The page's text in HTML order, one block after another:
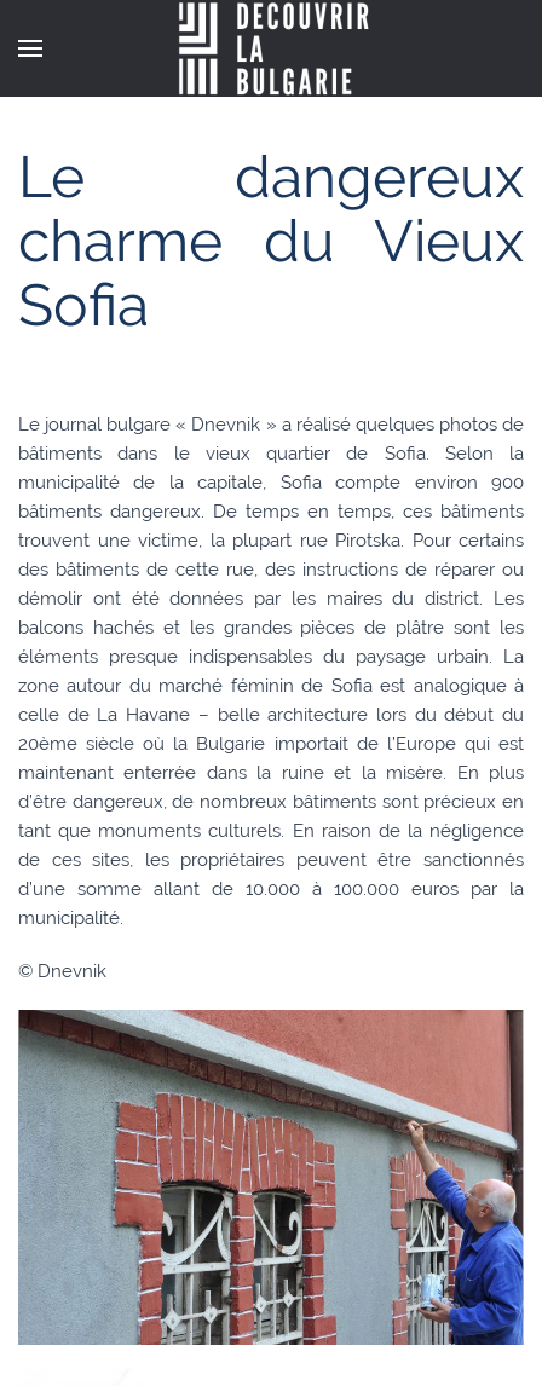
Le dangereux
charme du Vieux
Sofia
Le journal bulgare « Dnevnik » a réalisé quelques photos de
bâtiments dans le vieux quartier de Sofia. Selon la
municipalité de la capitale, Sofia compte environ 900
bâtiments dangereux. De temps en temps, ces bâtiments
trouvent une victime, la plupart rue Pirotska. Pour certains
des bâtiments de cette rue, des instructions de réparer ou
démolir ont été données par les maires du district. Les
balcons hachés et les grandes pièces de plâtre sont les
éléments presque indispensables du paysage urbain. La
zone autour du marché féminin de Sofia est analogique à
celle de La Havane – belle architecture lors du début du
20ème siècle où la Bulgarie importait de l’Europe qui est
maintenant enterrée dans la ruine et la misère. En plus
d’être dangereux, de nombreux bâtiments sont précieux en
tant que monuments culturels. En raison de la négligence
de ces sites, les propriétaires peuvent être sanctionnés
d’une somme allant de 10.000 à 100.000 euros par la
municipalité.
© Dnevnik